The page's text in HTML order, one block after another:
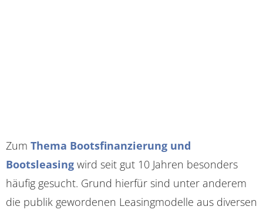
Zum Thema Bootsfinanzierung und
Bootsleasing wird seit gut 10 Jahren besonders
häufig gesucht. Grund hierfür sind unter anderem
die publik gewordenen Leasingmodelle aus diversen